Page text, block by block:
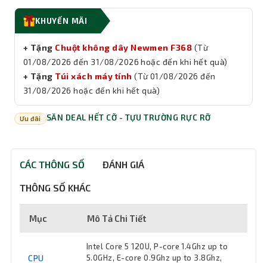
KHUYẾN MÃI
+ Tặng Chuột không dây Newmen F368 (Từ
01/08/2026 đến 31/08/2026hoặc đến khi hết quà)
+ Tặng Túi xách máy tính (Từ01/08/2026 đến
31/08/2026 hoặc đến khi hết quà)
Ưu đãi SĂN DEAL HẾT CỠ - TỰU TRƯỜNG RỰC RỠ
CÁC THÔNG SỐ ĐÁNH GIÁ
THÔNG SỐ KHÁC
Mục Mô Tả Chi Tiết
CPU
Intel Core 5 120U, P-core 1.4Ghz up to
5.0GHz, E-core 0.9Ghz up to 3.8Ghz,